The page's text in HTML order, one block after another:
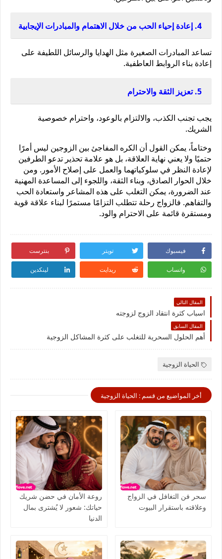
4. إعادة إحياء الحب من خلال الاهتمام والمبادرات الإيجابية
إعادة بناء الروابط العاطفية.
5. تعزيز الثقة والاحترام
الشريك.
ومستقرة قائمة على الاحترام والود.
فيسبوك تويتر بنترست
واتساب ريدايت لينكدين
المقال التالي
اسباب كثرة انتقاد الزوج لزوجته
المقال السابق
أهم الحلول السحرية للتغلب على كثرة المشاكل الزوجية
الحياة الزوجية
أخر المواضيع من قسم : الحياة الزوجية
سحر فن التغافل في الزواج
وعلاقته باستقرار البيوت
روعة الأمان في حضن شريك
حياتك: شعور لا يُشترى بمال
الدنيا